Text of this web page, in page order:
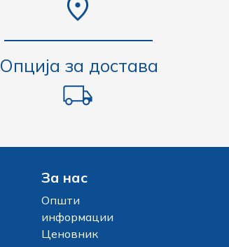
Опција за достава
За нас
Општи
информации
Ценовник